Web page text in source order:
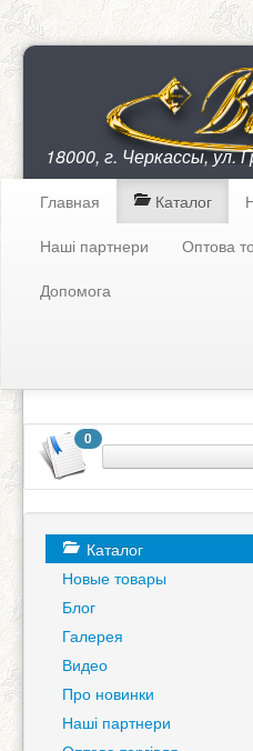
18000, г. Черкассы, ул.
Главная Каталог
Наші партнери
Оптова
Допомога
0
Каталог
Новые товары
Блог
Галерея
Видео
Про новинки
Наші партнери